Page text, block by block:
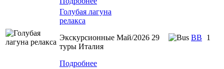
Голубая лагуна
релакса
Экскурсионные
туры Италия
Подробнее
Май/2026 29 BB 1